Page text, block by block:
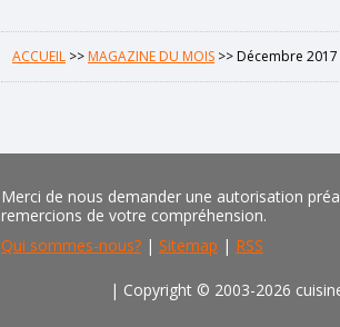
ACCUEIL >>MAGAZINE DU MOIS >>Décembre 2017
Merci de nous demander une autorisation
remercions de votre compréhension.
Qui sommes-nous? | Sitemap | RSS
| Copyright © 2003-2026